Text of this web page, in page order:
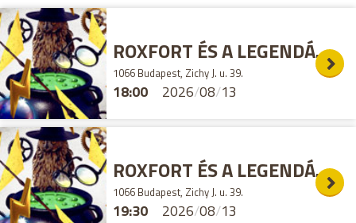
2026/08/13
18:00
ROXFORT ÉS A LEGENDÁS ÁLLATOK SZABADULÓSZOBA
1066 Budapest, Zichy J. u. 39.
2026/08/13
19:30
ROXFORT ÉS A LEGENDÁS ÁLLATOK SZABADULÓSZOBA
1066 Budapest, Zichy J. u. 39.